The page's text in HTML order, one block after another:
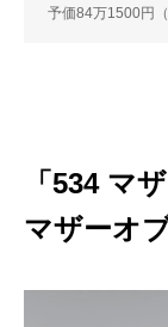
予価84万1500円
「534 マ
マザーオ